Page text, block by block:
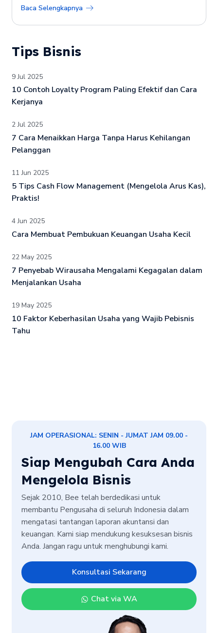
Baca Selengkapnya
Tips Bisnis
9 Jul 2025
10 Contoh Loyalty Program Paling Efektif dan Cara
Kerjanya
2 Jul 2025
7 Cara Menaikkan Harga Tanpa Harus Kehilangan
Pelanggan
11 Jun 2025
5 Tips Cash Flow Management (Mengelola Arus Kas),
Praktis!
4 Jun 2025
Cara Membuat Pembukuan Keuangan Usaha Kecil
22 May 2025
7 Penyebab Wirausaha Mengalami Kegagalan dalam
Menjalankan Usaha
19 May 2025
10 Faktor Keberhasilan Usaha yang Wajib Pebisnis
Tahu
JAM OPERASIONAL: SENIN - JUMAT JAM 09.00 -
16.00 WIB
Siap Mengubah Cara Anda
Mengelola Bisnis
Sejak 2010, Bee telah berdedikasi untuk
membantu Pengusaha di seluruh Indonesia dalam
mengatasi tantangan laporan akuntansi dan
keuangan. Kami siap mendukung kesuksesan bisnis
Anda. Jangan ragu untuk menghubungi kami.
Konsultasi Sekarang
Chat via WA